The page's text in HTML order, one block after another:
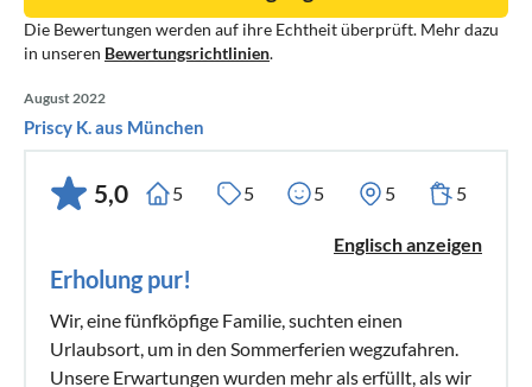
Die Bewertungen werden auf ihre Echtheit überprüft. Mehr dazu
in unseren Bewertungsrichtlinien.
August 2022
Priscy K. aus München
5,0 5 5 5 5 5
Englisch anzeigen
Erholung pur!
Wir, eine fünfköpfige Familie, suchten einen
Urlaubsort, um in den Sommerferien wegzufahren.
Unsere Erwartungen wurden mehr als erfüllt, als wir